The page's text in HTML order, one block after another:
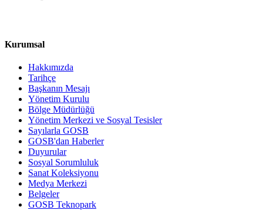
Kurumsal
Hakkımızda
Tarihçe
Başkanın Mesajı
Yönetim Kurulu
Bölge Müdürlüğü
Yönetim Merkezi ve Sosyal Tesisler
Sayılarla GOSB
GOSB'dan Haberler
Duyurular
Sosyal Sorumluluk
Sanat Koleksiyonu
Medya Merkezi
Belgeler
GOSB Teknopark